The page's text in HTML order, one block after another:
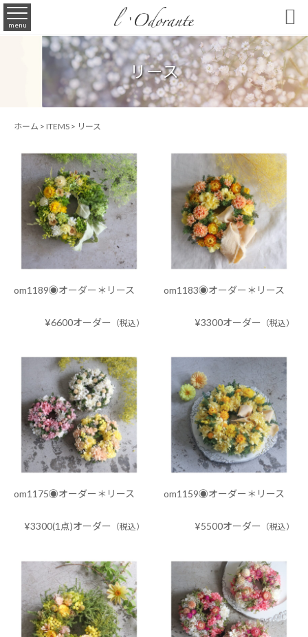
menu 
リース
ホーム > ITEMS > リース
om1189◉オーダー＊リース
¥6600オーダー （税込）
om1183◉オーダー＊リース
¥3300オーダー （税込）
om1175◉オーダー＊リース
¥3300(1点)オーダー （税込）
om1159◉オーダー＊リース
¥5500オーダー （税込）